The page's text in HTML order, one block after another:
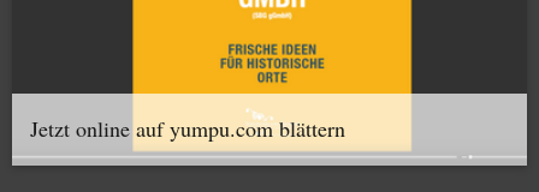
Jetzt online auf yumpu.com blättern